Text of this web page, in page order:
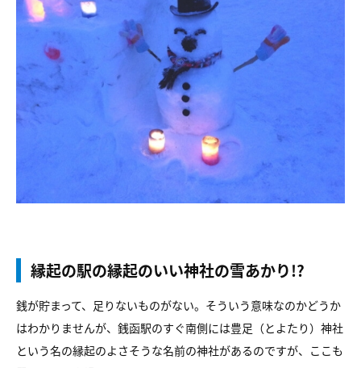
縁起の駅の縁起のいい神社の雪あかり!?
銭が貯まって、足りないものがない。そういう意味なのかどうか
はわかりませんが、銭函駅のすぐ南側には豊足（とよたり）神社
という名の縁起のよさそうな名前の神社があるのですが、ここも